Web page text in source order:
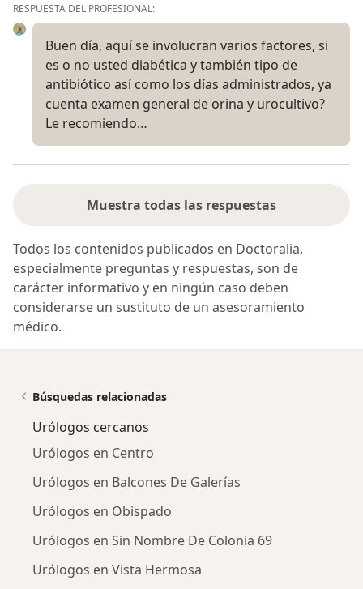
RESPUESTA DEL PROFESIONAL:
Buen día, aquí se involucran varios factores, si
es o no usted diabética y también tipo de
antibiótico así como los días administrados, ya
cuenta examen general de orina y urocultivo?
Le recomiendo…
Muestra todas las respuestas
Todos los contenidos publicados en Doctoralia,
especialmente preguntas y respuestas, son de
carácter informativo y en ningún caso deben
considerarse un sustituto de un asesoramiento
médico.
Búsquedas relacionadas
Urólogos cercanos
Urólogos en Centro
Urólogos en Balcones De Galerías
Urólogos en Obispado
Urólogos en Sin Nombre De Colonia 69
Urólogos en Vista Hermosa